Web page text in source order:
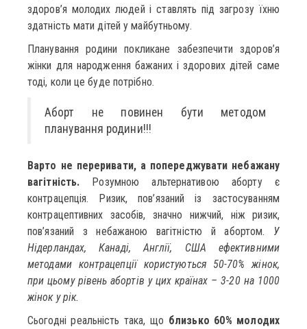
здоров’я молодих людей і ставлять під загрозу їхню
здатність мати дітей у майбутньому.
Планування родини покликане забезпечити здоров’я
жінки для народження бажаних і здорових дітей саме
тоді, коли це буде потрібно.
Аборт не повинен бути методом
планування родини!!!
Варто не переривати, а попереджувати небажану
вагітність. Розумною альтернативою аборту є
контрацепція. Ризик, пов’язаний із застосуванням
контрацептивних засобів, значно нижчий, ніж ризик,
пов’язаний з небажаною вагітністю й абортом. У
Нідерландах, Канаді, Англії, США ефективними
методами контрацепції користуються 50-70% жінок,
при цьому рівень абортів у цих країнах – 3-20 на 1000
жінок у рік.
Сьогодні реальність така, що близько 60% молодих